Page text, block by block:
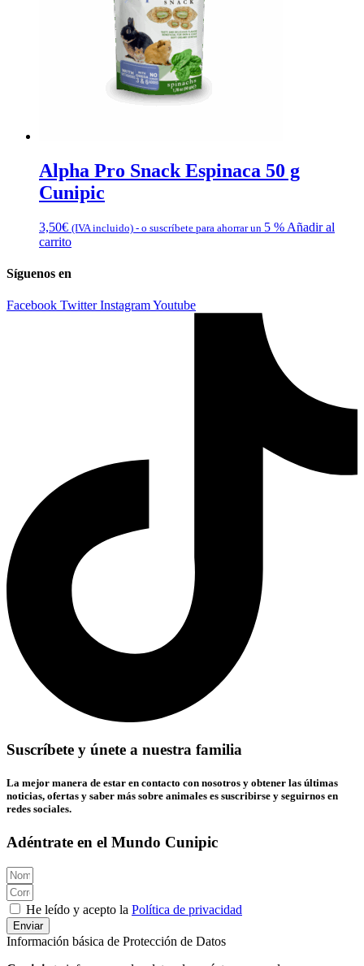
Alpha Pro Snack Espinaca 50 g
Cunipic
3,50€ (IVA incluido) - o suscríbete para ahorrar un 5 % Añadir al
carrito
Síguenos en
Facebook Twitter InstagramYoutube
Suscríbete y únete a nuestra familia
La mejor manera de estar en contacto con nosotros y obtener las últimas
noticias, ofertas y saber más sobre animales es suscribirse y seguirnos en
redes sociales.
Adéntrate en el Mundo Cunipic
He leído y acepto la Política de privacidad
Enviar
Información básica de Protección de Datos